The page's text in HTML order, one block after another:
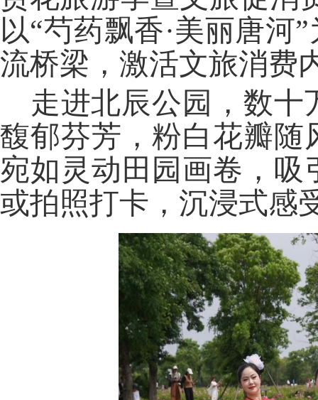
以“芍药飘香·美丽唐河
流桥梁，激活文旅消费
走进北辰公园，数
馥郁芬芳，粉白花瓣随
宛如灵动田园画卷，
或拍照打卡，沉浸式感